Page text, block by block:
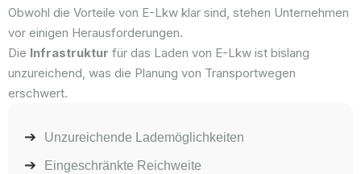
Obwohl die Vorteile von E-Lkw klar sind, stehen Unternehmen
vor einigen Herausforderungen.
Die Infrastruktur für das Laden von E-Lkw ist bislang
unzureichend, was die Planung von Transportwegen
erschwert.
Unzureichende Lademöglichkeiten
Eingeschränkte Reichweite